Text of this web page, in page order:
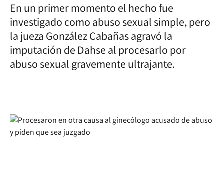
En un primer momento el hecho fue
investigado como abuso sexual simple, pero
la jueza González Cabañas agravó la
imputación de Dahse al procesarlo por
abuso sexual gravemente ultrajante.